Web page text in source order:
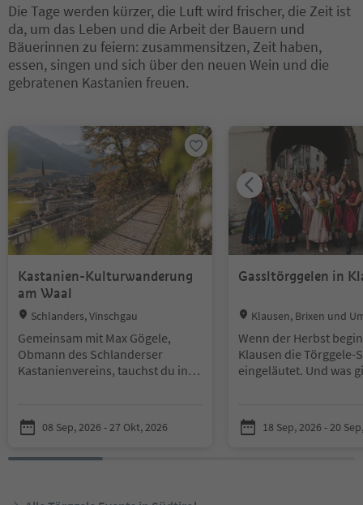
Die Tage werden kürzer, die Luft wird frischer, die Zeit ist
da, um das Leben und die Arbeit der Bauern und
Bäuerinnen zu feiern: zusammensitzen, Zeit haben,
essen, singen und sich über den neuen Wein und die
gebratenen Kastanien freuen.
Kastanien-Kulturwanderung
am Waal
Location:
Schlanders, Vinschgau
Gemeinsam mit Max Gögele,
Obmann des Schlanderser
Kastanienvereins, tauchst du in
Bäume rund um Kortsch und
Schlanders prägen nicht nur die
mehr über Geschichte, Anbau
08 Sep, 2026 - 27 Okt, 2026
Gassltörggelen in
Location:
Klausen, Brixen und
Wenn der Herbst
Klausen die Törggele-
eingeläutet. Und was
Vom Freitag 18.09. bis
18 Sep, 2026 - 20